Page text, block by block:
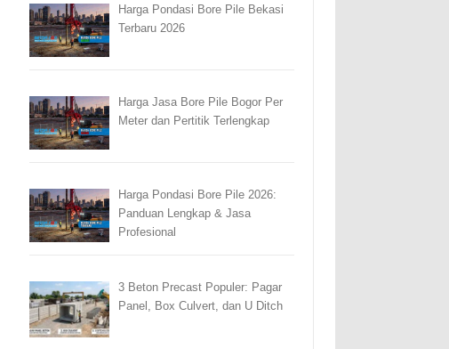
Harga Pondasi Bore Pile Bekasi
Terbaru 2026
Harga Jasa Bore Pile Bogor Per
Meter dan Pertitik Terlengkap
Harga Pondasi Bore Pile 2026:
Panduan Lengkap & Jasa
Profesional
3 Beton Precast Populer: Pagar
Panel, Box Culvert, dan U Ditch